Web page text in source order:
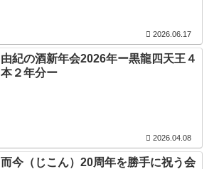
2026.06.17
由紀の酒新年会2026年ー黒龍四天王４
本２年分ー
2026.04.08
而今（じこん）20周年を勝手に祝う会